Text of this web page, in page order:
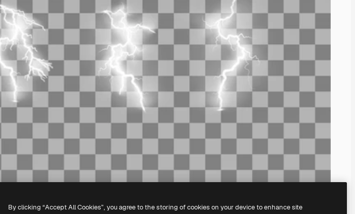
By clicking “Accept All Cookies”, you agree to the storing of cookies on your device to enhance site